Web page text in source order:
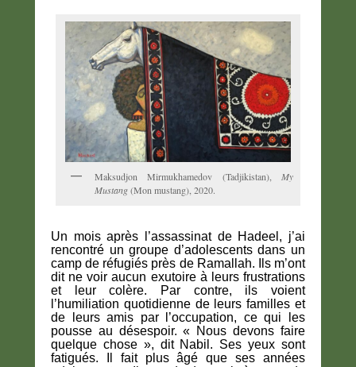
Maksudjon Mirmukhamedov (Tadjikistan), My
Mustang(Mon mustang), 2020.
Un mois après l’assassinat de Hadeel, j’ai
rencontré un groupe d’adolescents dans un
camp de réfugiés près de Ramallah. Ils m’ont
dit ne voir aucun exutoire à leurs frustrations
et leur colère. Par contre, ils voient
l’humiliation quotidienne de leurs familles et
de leurs amis par l’occupation, ce qui les
pousse au désespoir. « Nous devons faire
quelque chose », dit Nabil. Ses yeux sont
fatigués. Il fait plus âgé que ses années